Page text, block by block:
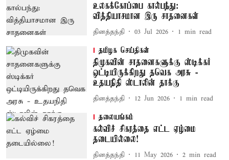
உலகக்கோப்பை கால்பந்து:
வித்தியாசமான இரு சாதனைகள்
தினத்தந்தி 03 Jul 2026 1 min read
தமிழக செய்திகள்
திமுகவின் சாதனைகளுக்கு ஸ்டிக்கர்
ஒட்டியிருக்கிறது தவெக அரசு -
உதயநிதி ஸ்டாலின் தாக்கு
தினத்தந்தி 12 Jun 2026 1 min read
தலையங்கம்
கல்விச் சிகரத்தை எட்ட ஏழ்மை
தடையில்லை!
தினத்தந்தி 11 May 2026 2 min read